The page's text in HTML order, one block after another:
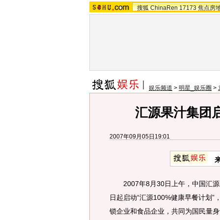
搜狐 ChinaRen 17173 焦点房
娱乐频道 > 明星_娱乐圈 >
汇源果汁集团
2007年09月05日19:01
2007年8月30日上午，中国汇源
日起启动“汇源100%健康早餐计划
锁企业和食品企业，共同为国民量